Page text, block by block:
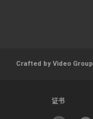
Crafted by Video Group
证书